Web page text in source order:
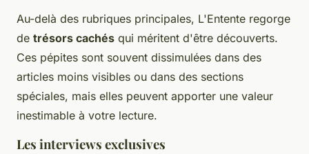
Au-delà des rubriques principales, L'Entente regorge
de trésors cachés qui méritent d'être découverts.
Ces pépites sont souvent dissimulées dans des
articles moins visibles ou dans des sections
spéciales, mais elles peuvent apporter une valeur
inestimable à votre lecture.
Les interviews exclusives